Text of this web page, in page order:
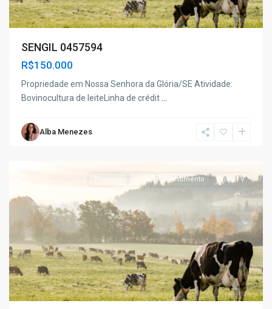
SENGIL 0457594
R$150.000
Propriedade em Nossa Senhora da Glória/SE Atividade:
Bovinocultura de leiteLinha de crédit
Alba Menezes
Poço
Projetos Investimento Pronaf V